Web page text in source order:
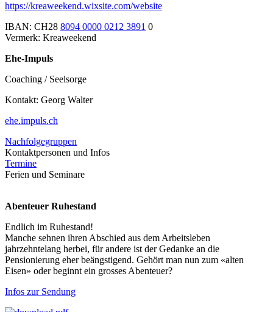
https://kreaweekend.wixsite.com/website
IBAN: CH28 8094 0000 0212 3891 0
Vermerk: Kreaweekend
Ehe-Impuls
Coaching / Seelsorge
Kontakt: Georg Walter
ehe.impuls.ch
Nachfolgegruppen
Kontaktpersonen und Infos
Termine
Ferien und Seminare
Abenteuer Ruhestand
Endlich im Ruhestand!
Manche sehnen ihren Abschied aus dem Arbeitsleben
jahrzehntelang herbei, für andere ist der Gedanke an die
Pensionierung eher beängstigend. Gehört man nun zum «alten
Eisen» oder beginnt ein grosses Abenteuer?
Infos zur Sendung